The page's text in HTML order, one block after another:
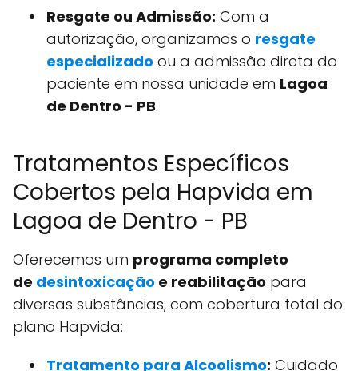
Resgate ou Admissão: Com a
autorização, organizamos o resgate
especializado ou a admissão direta do
paciente em nossa unidade em Lagoa
de Dentro - PB.
Tratamentos Específicos
Cobertos pela Hapvida em
Lagoa de Dentro - PB
Oferecemos um programa completo
de desintoxicação e reabilitação para
diversas substâncias, com cobertura total do
plano Hapvida:
Tratamento para Alcoolismo: Cuidado